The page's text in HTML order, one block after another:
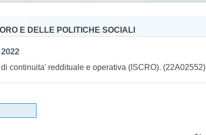
E DELLE POLITICHE SOCIALI
continuita' reddituale e operativa (ISCRO). (22A02552)